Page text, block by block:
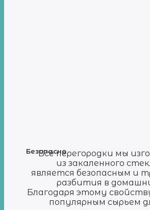
Безопасно
Все перегородки мы
из закаленного
является безопасным и
разбития в
Благодаря этому
популярным сырьем